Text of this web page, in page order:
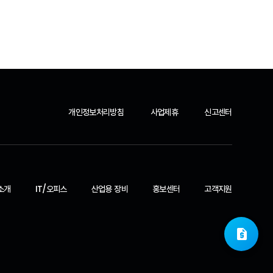
request_quote
개인정보처리방침 사업제휴 신고센터
개 IT/오피스 산업용 장비 홍보센터 고객지원